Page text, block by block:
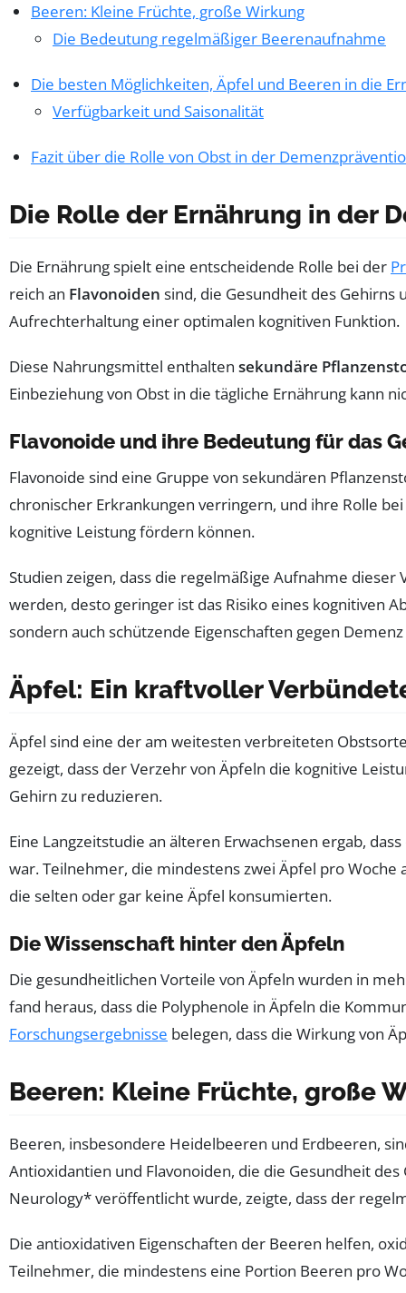
Beeren: Kleine Früchte, große Wirkung
Die Bedeutung regelmäßiger Beerenaufnahme
Die besten Möglichkeiten, Äpfel und Beeren in die
Verfügbarkeit und Saisonalität
Fazit über die Rolle von Obst in der
Die Rolle der Ernährung in der
Die Ernährung spielt eine entscheidende Rolle bei der
reich an Flavonoiden sind, die Gesundheit des
Aufrechterhaltung einer optimalen kognitiven Funktion.
Diese Nahrungsmittel enthalten sekundäre
Einbeziehung von Obst in die tägliche Ernährung kann
Flavonoide und ihre Bedeutung für das
Flavonoide sind eine Gruppe von sekundären
chronischer Erkrankungen verringern, und ihre Rolle
kognitive Leistung fördern können.
Studien zeigen, dass die regelmäßige Aufnahme
werden, desto geringer ist das Risiko eines kognitiven
sondern auch schützende Eigenschaften gegen
Äpfel: Ein kraftvoller
Äpfel sind eine der am weitesten verbreiteten
gezeigt, dass der Verzehr von Äpfeln die kognitive
Gehirn zu reduzieren.
Eine Langzeitstudie an älteren Erwachsenen ergab,
war. Teilnehmer, die mindestens zwei Äpfel pro
die selten oder gar keine Äpfel konsumierten.
Die Wissenschaft hinter den Äpfeln
Die gesundheitlichen Vorteile von Äpfeln wurden in
fand heraus, dass die Polyphenole in Äpfeln die
Forschungsergebnisse belegen, dass die Wirkung von
Beeren: Kleine Früchte, große
Beeren, insbesondere Heidelbeeren und Erdbeeren,
Antioxidantien und Flavonoiden, die die Gesundheit
Neurology* veröffentlicht wurde, zeigte, dass der
Die antioxidativen Eigenschaften der Beeren helfen,
Teilnehmer, die mindestens eine Portion Beeren pro